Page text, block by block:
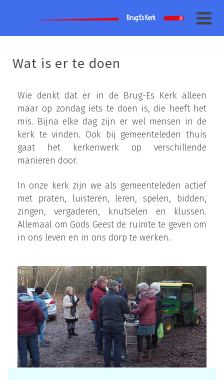
Wat is er te doen
Wie denkt dat er in de Brug-Es Kerk alleen
maar op zondag iets te doen is, die heeft het
mis. Bijna elke dag zijn er wel mensen in de
kerk te vinden. Ook bij gemeenteleden thuis
gaat het kerkenwerk op verschillende
manieren door.
In onze kerk zijn we als gemeenteleden actief
met praten, luisteren, leren, spelen, bidden,
zingen, vergaderen, knutselen en klussen.
Allemaal om Gods Geest de ruimte te geven om
in ons leven en in ons dorp te werken.